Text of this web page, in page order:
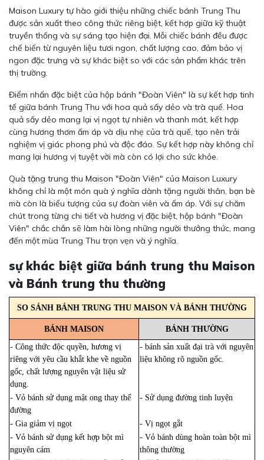
Maison Luxury tự hào giới thiệu những chiếc bánh Trung Thu
được sản xuất theo công thức riêng biệt, kết hợp giữa kỹ thuật
truyền thống và sự sáng tạo hiện đại. Mỗi chiếc bánh đều được
chế biến từ nguyên liệu tươi ngon, chất lượng cao, đảm bảo vị
ngon đặc trưng và sự khác biệt so với các sản phẩm khác trên
thị trường.
Điểm nhấn đặc biệt của hộp bánh "Đoàn Viên" là sự kết hợp tinh
tế giữa bánh Trung Thu với hoa quả sấy dẻo và trà quế. Hoa
quả sấy dẻo mang lại vị ngọt tự nhiên và thanh mát, kết hợp
cùng hương thơm ấm áp và dịu nhẹ của trà quế, tạo nên trải
nghiệm vị giác phong phú và độc đáo. Sự kết hợp này không chỉ
mang lại hương vị tuyệt vời mà còn có lợi cho sức khỏe.
Quà tặng trung thu Maison "Đoàn Viên" của Maison Luxury
không chỉ là một món quà ý nghĩa dành tặng người thân, bạn bè
mà còn là biểu tượng của sự đoàn viên và ấm áp. Với sự chăm
chút trong từng chi tiết và hương vị đặc biệt, hộp bánh "Đoàn
Viên" chắc chắn sẽ làm hài lòng những người thưởng thức, mang
đến một mùa Trung Thu trọn vẹn và ý nghĩa.
sự khác biệt giữa bánh trung thu Maison
và Bánh trung thu thường
SO SÁNH BÁNH TRUNG THU MAISON VÀ BÁNH THƯỜNG
BÁNH MAISON
BÁNH THƯỜNG
- Công thức độc quyền, hương vị
riêng với yêu cầu khắt khe về nguồn
gốc, chất lượng nguyên vật liệu sử
dụng.
- bánh sản xuất đại trà với nguyên
liệu không rõ nguồn gốc.
- Vỏ bánh sử dụng mật ong thay thế
đường
- Sử dụng đường tinh luyện
- Gia giảm vị ngọt
- Vị ngọt gắt
- Vỏ bánh sử dụng kết hợp bột mì
nguyên cám
- Vỏ bánh dùng hoàn toàn bột mì
thông thường